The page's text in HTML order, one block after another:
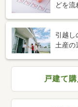
どを流
引越し
土産の
戸建て